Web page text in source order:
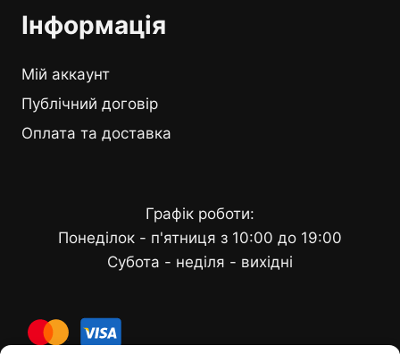
Інформація
Мій аккаунт
Публічний договір
Оплата та доставка
Графік роботи:
Понеділок - п'ятниця з 10:00 до 19:00
Субота - неділя - вихідні